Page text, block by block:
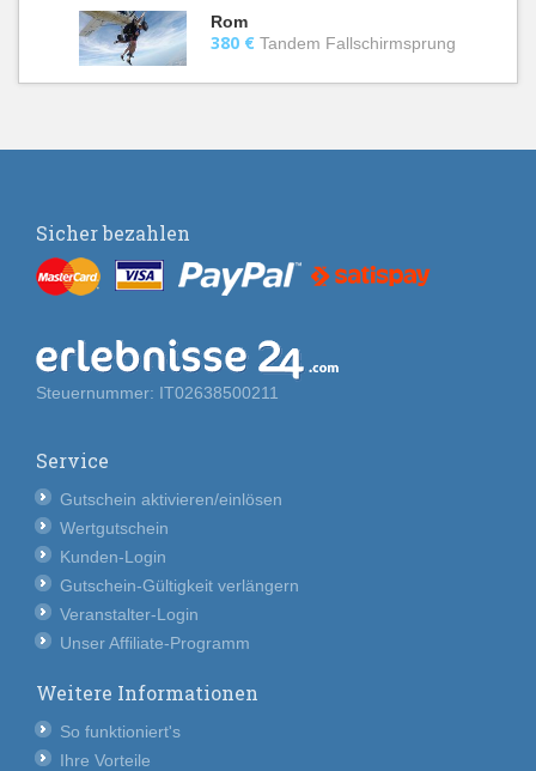
Rom
380 € Tandem Fallschirmsprung
Sicher bezahlen
Steuernummer: IT02638500211
Service
Gutschein aktivieren/einlösen
Wertgutschein
Kunden-Login
Gutschein-Gültigkeit verlängern
Veranstalter-Login
Unser Affiliate-Programm
Weitere Informationen
So funktioniert's
Ihre Vorteile